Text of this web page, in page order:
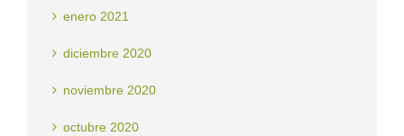
enero 2021
diciembre 2020
noviembre 2020
octubre 2020